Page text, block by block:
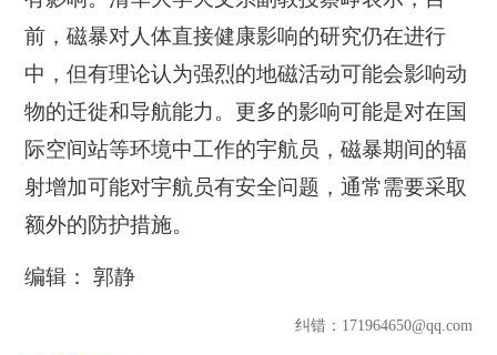
前，磁暴对人体直接健康影响的研究仍在进行
中，但有理论认为强烈的地磁活动可能会影响动
物的迁徙和导航能力。更多的影响可能是对在国
际空间站等环境中工作的宇航员，磁暴期间的辐
射增加可能对宇航员有安全问题，通常需要采取
额外的防护措施。
编辑： 郭静
纠错：171964650@qq.com